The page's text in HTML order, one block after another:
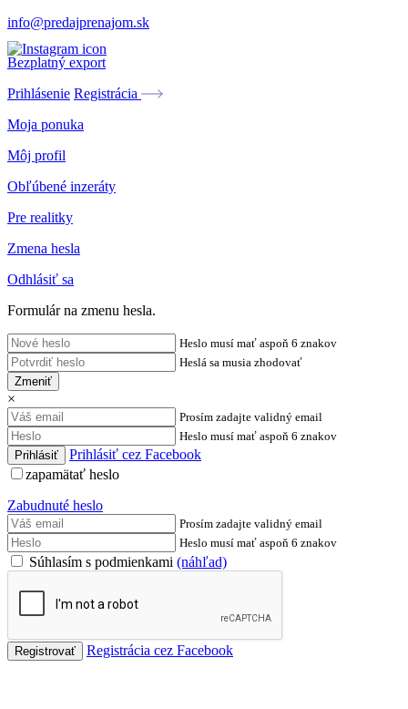
info@predajprenajom.sk
Bezplatný export
Prihlásenie Registrácia
Moja ponuka
Môj profil
Obľúbené inzeráty
Pre realitky
Zmena hesla
Odhlásiť sa
Formulár na zmenu hesla.
Heslo musí mať aspoň 6 znakov
Heslá sa musia zhodovať
Zmeniť
×
Prosím zadajte validný email
Heslo musí mať aspoň 6 znakov
Prihlásiť cez Facebook
zapamätať heslo
Zabudnuté heslo
Prosím zadajte validný email
Heslo musí mať aspoň 6 znakov
Súhlasím s podmienkami (náhľad)
Registrácia cez Facebook